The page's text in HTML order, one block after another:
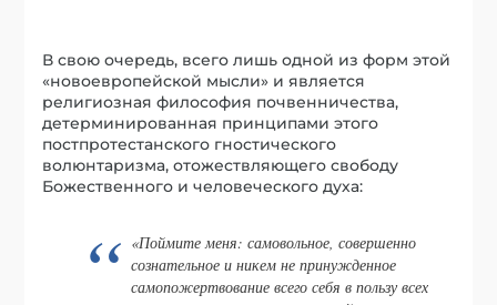
В свою очередь, всего лишь одной из форм этой
«новоевропейской мысли» и является
религиозная философия почвенничества,
детерминированная принципами этого
постпротестанского гностического
волюнтаризма, отожествляющего свободу
Божественного и человеческого духа:
«Поймите меня: самовольное, совершенно
сознательное и никем не принужденное
самопожертвование всего себя в пользу всех